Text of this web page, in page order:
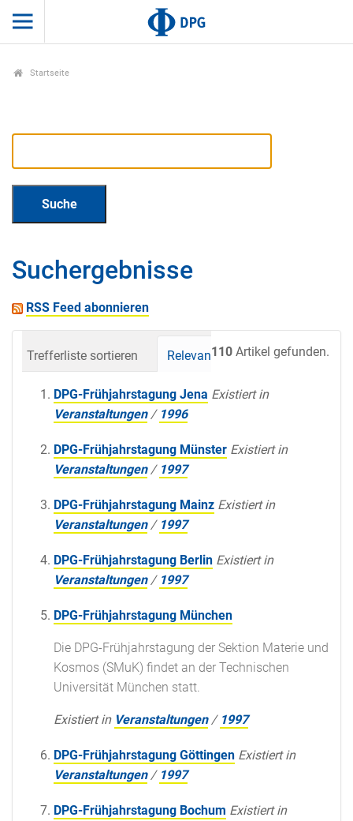
Startseite
Suchergebnisse
RSS Feed abonnieren
110 Artikel gefunden.
Trefferliste sortieren Relevanz Datum
DPG-Frühjahrstagung Jena Existiert in
Veranstaltungen / 1996
DPG-Frühjahrstagung Münster Existiert in
Veranstaltungen / 1997
DPG-Frühjahrstagung Mainz Existiert in
Veranstaltungen / 1997
DPG-Frühjahrstagung Berlin Existiert in
Veranstaltungen / 1997
DPG-Frühjahrstagung München
Die DPG-Frühjahrstagung der Sektion Materie und
Kosmos (SMuK) findet an der Technischen
Universität München statt.
Existiert in Veranstaltungen / 1997
DPG-Frühjahrstagung Göttingen Existiert in
Veranstaltungen / 1997
DPG-Frühjahrstagung Bochum Existiert in